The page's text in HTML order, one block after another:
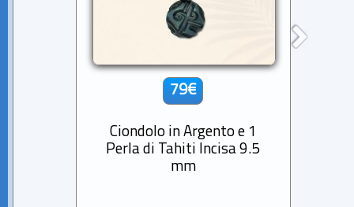
79€
Ciondolo in Argento e 1
Perla di Tahiti Incisa 9.5
mm